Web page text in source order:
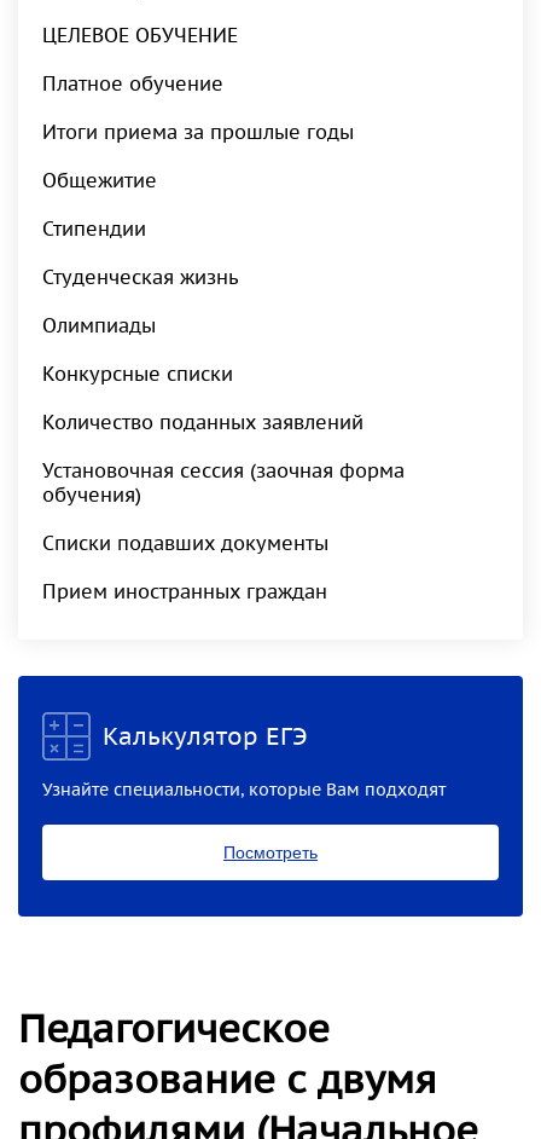
ЦЕЛЕВОЕ ОБУЧЕНИЕ
Платное обучение
Итоги приема за прошлые годы
Общежитие
Стипендии
Студенческая жизнь
Олимпиады
Конкурсные списки
Количество поданных заявлений
Установочная сессия (заочная форма
обучения)
Списки подавших документы
Прием иностранных граждан
Калькулятор ЕГЭ
Узнайте специальности, которые Вам подходят
Посмотреть
Педагогическое
образование с двумя